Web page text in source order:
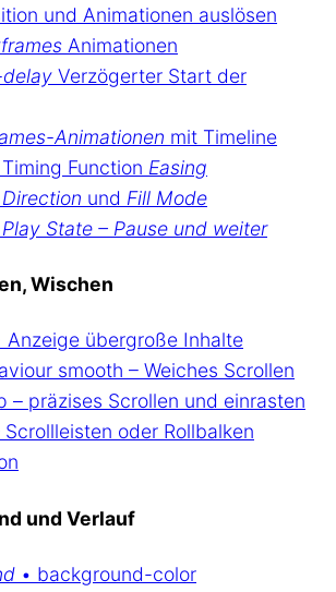
und Animationen auslösen
Animationen
Verzögerter Start der
Animationen mit Timeline
Function Easing
Direction und Fill Mode
State – Pause und weiter
Wischen
Anzeige übergroße Inhalte
smooth – Weiches Scrollen
– präzises Scrollen und einrasten
oder Rollbalken
und Verlauf
• background-color